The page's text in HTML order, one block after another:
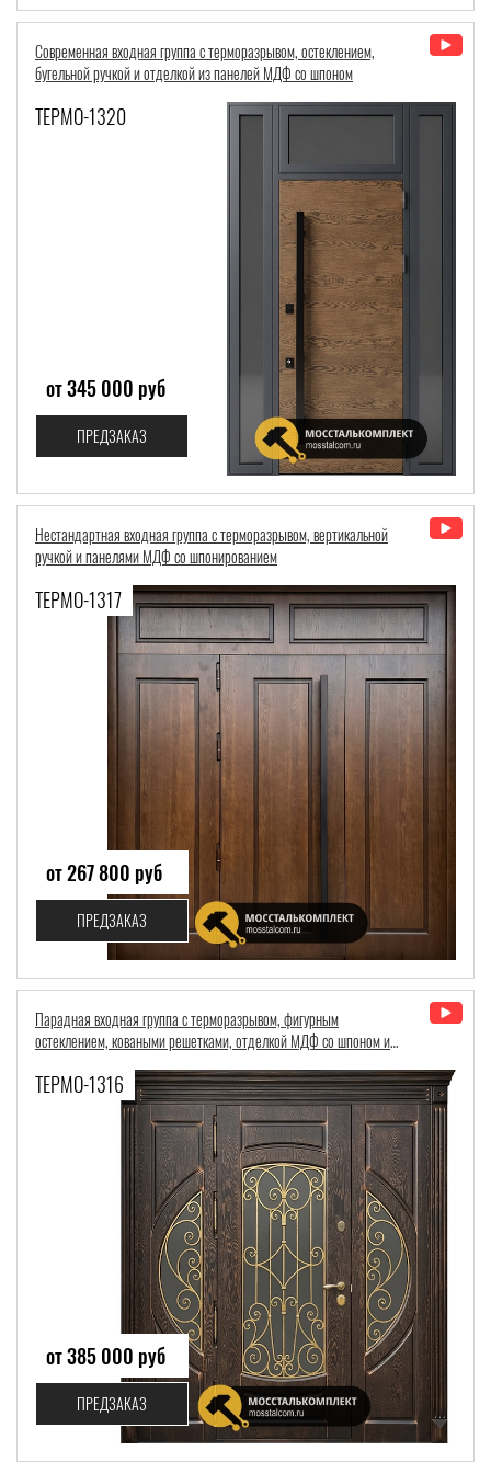
Современная входная группа с терморазрывом, остеклением,
бугельной ручкой и отделкой из панелей МДФ со шпоном
ТЕРМО-1320
от 345 000 руб
ПРЕДЗАКАЗ
Нестандартная входная группа с терморазрывом, вертикальной
ручкой и панелями МДФ со шпонированием
ТЕРМО-1317
от 267 800 руб
ПРЕДЗАКАЗ
Парадная входная группа с терморазрывом, фигурным
остеклением, коваными решетками, отделкой МДФ со шпоном и
ТЕРМО-1316
от 385 000 руб
ПРЕДЗАКАЗ